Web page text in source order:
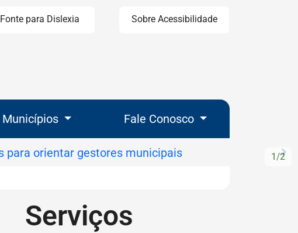
Fonte para Dislexia Sobre Acessibilidade
Municípios Fale Conosco
1/2
Seção de Serviços
Serviços